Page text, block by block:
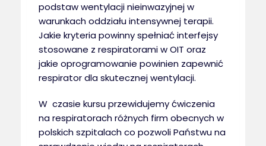
podstaw wentylacji nieinwazyjnej w
warunkach oddziału intensywnej terapii.
Jakie kryteria powinny spełniać interfejsy
stosowane z respiratorami w OIT oraz
jakie oprogramowanie powinien zapewnić
respirator dla skutecznej wentylacji.
W czasie kursu przewidujemy ćwiczenia
na respiratorach różnych firm obecnych w
polskich szpitalach co pozwoli Państwu na